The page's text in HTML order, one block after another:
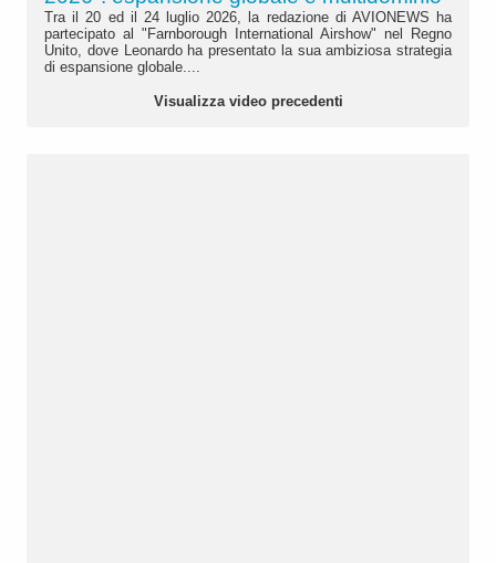
Tra il 20 ed il 24 luglio 2026, la redazione di AVIONEWS ha
partecipato al "Farnborough International Airshow" nel Regno
Unito, dove Leonardo ha presentato la sua ambiziosa strategia
di espansione globale....
Visualizza video precedenti